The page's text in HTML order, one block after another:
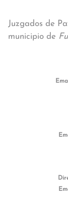
Juzgados de
municipio de